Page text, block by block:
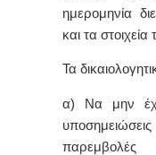
ημερομηνία
και τα
Τα
α) Να μην